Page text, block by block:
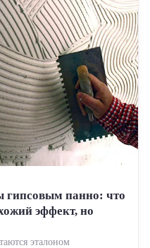
гипсовым панно: что
эффект, но
эталоном